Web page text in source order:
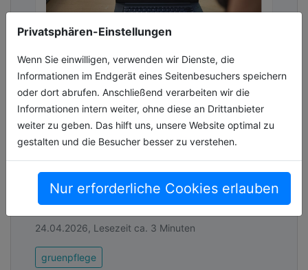
Privatsphären-Einstellungen
Wenn Sie einwilligen, verwenden wir Dienste, die
Informationen im Endgerät eines Seitenbesuchers speichern
oder dort abrufen. Anschließend verarbeiten wir die
Informationen intern weiter, ohne diese an Drittanbieter
weiter zu geben. Das hilft uns, unsere Website optimal zu
gestalten und die Besucher besser zu verstehen.
Nur erforderliche Cookies erlauben
Ausgleichsring ist uns das gelungen“, so Carsten
Cromm & Seiter GmbH.
Advertising
Abonnieren Sie unseren Newsletter mit
Link zur kostenlosen PDF Ausgabe der
Kommunalwirtschaft!
Marken- und
technologieübergreifende
Erfassung von Maschinenlaufzeiten
Der STIHL Smart Connector ist ein zentrales
Systems STIHL connected. Der Sensor mit
einem Durchmesser von knapp fünf Zen[...]
24.04.2026, Lesezeit ca. 3 Minuten
gruenpflege